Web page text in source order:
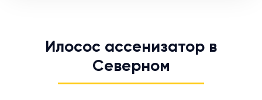
Илосос ассенизатор в
Северном